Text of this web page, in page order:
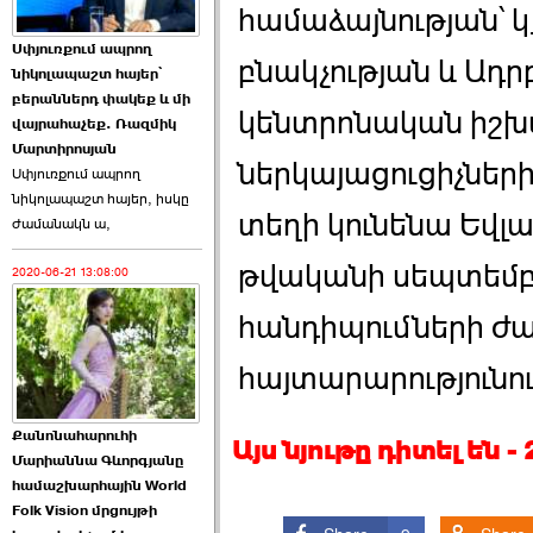
Աննա Վարդապետյանն
ուղերձ է հղել ›››
2026-06-25 23:21:00
Պաշտոնակռիվը սկսված
է. «Հրապարակ» ›››
2026-06-25 17:13:00
ԱԺ նախագահի
Սփյուռքում ապրող
նիկոլապաշտ հայեր՝
բերաններդ փակեք և մի
վայրահաչեք. Ռազմիկ
Մարտիրոսյան
Սփյուռքում ապրող
նիկոլապաշտ հայեր, իսկը
ժամանակն ա,
2020-06-21 13:08:00
Քանոնահարուհի
Մարիաննա Գևորգյանը
համաշխարհային World
Folk Vision մրցույթի
համաձայնության՝
բնակչության և
կենտրոնական
տեղի կունենա
թվականի
հանդիպումների
Այս նյութը դիտել են